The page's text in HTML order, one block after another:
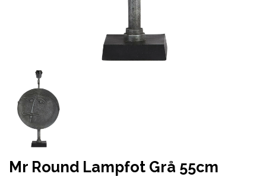
Mr Round Lampfot Grå 55cm